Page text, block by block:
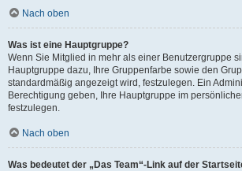
Nach oben
Was ist eine Hauptgruppe?
Wenn Sie Mitglied in mehr als einer Benutzergruppe
Hauptgruppe dazu, Ihre Gruppenfarbe sowie den
standardmäßig angezeigt wird, festzulegen. Ein
Berechtigung geben, Ihre Hauptgruppe im
festzulegen.
Nach oben
Was bedeutet der „Das Team“-Link auf der